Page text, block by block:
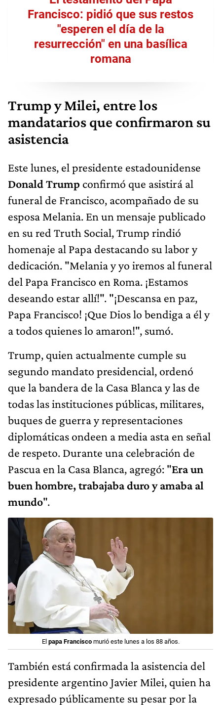
Francisco: pidió que sus restos
"esperen el día de la
resurrección" en una basílica
romana
Trump y Milei, entre los
mandatarios que confirmaron su
asistencia
Este lunes, el presidente estadounidense
Donald Trump confirmó que asistirá al
funeral de Francisco, acompañado de su
esposa Melania. En un mensaje publicado
en su red Truth Social, Trump rindió
homenaje al Papa destacando su labor y
dedicación. "Melania y yo iremos al funeral
del Papa Francisco en Roma. ¡Estamos
deseando estar allí!". "¡Descansa en paz,
Papa Francisco! ¡Que Dios lo bendiga a él y
a todos quienes lo amaron!", sumó.
Trump, quien actualmente cumple su
segundo mandato presidencial, ordenó
que la bandera de la Casa Blanca y las de
todas las instituciones públicas, militares,
buques de guerra y representaciones
diplomáticas ondeen a media asta en señal
de respeto. Durante una celebración de
Pascua en la Casa Blanca, agregó: "Era un
buen hombre, trabajaba duro y amaba al
mundo".
El papa Franciscomurió este lunes a los 88 años.
También está confirmada la asistencia del
presidente argentino Javier Milei, quien ha
expresado públicamente su pesar por la